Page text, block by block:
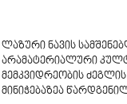
ლაზური ნავის
არამატერიალური
მემკვიდრეობის ძეგლის
მინიჭებაზეა